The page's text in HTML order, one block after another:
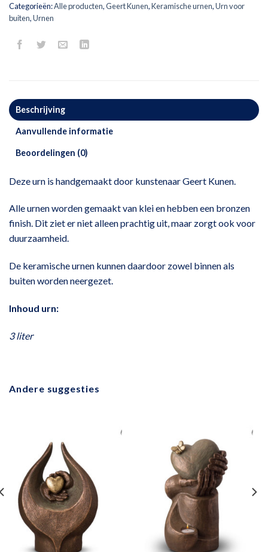
Categorieën:Alle producten,Geert Kunen,Keramische urnen,Urn voor
buiten,Urnen
Beschrijving
Aanvullende informatie
Beoordelingen (0)
Deze urn is handgemaakt door kunstenaar Geert Kunen.
Alle urnen worden gemaakt van klei en hebben een bronzen
finish. Dit ziet er niet alleen prachtig uit, maar zorgt ook voor
duurzaamheid.
De keramische urnen kunnen daardoor zowel binnen als
buiten worden neergezet.
Inhoud urn:
3 liter
Andere suggesties